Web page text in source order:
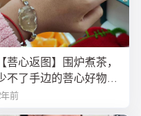
【菩心返图】围炉煮茶，
不了手边的菩心好物！
年的黄金陨石龙鳞绳
前